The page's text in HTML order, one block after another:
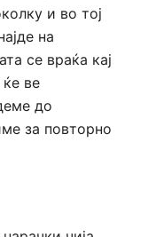
и во тој
на
се враќа кај
ве
до
за повторно